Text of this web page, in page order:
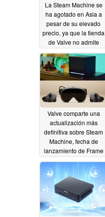
La Steam Machine se
ha agotado en Asia a
pesar de su elevado
precio, ya que la tienda
de Valve no admite
reservas06/24/2026
Valve comparte una
actualización más
definitiva sobre Steam
Machine, fecha de
lanzamiento de Frame
06/06/2026